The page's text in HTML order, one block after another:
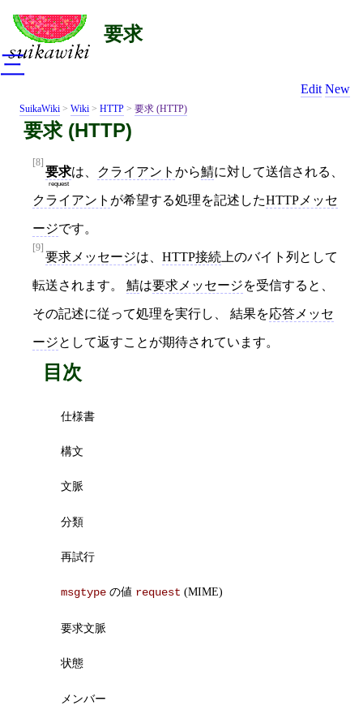
要求
Edit New
SuikaWiki > Wiki > HTTP > 要求 (HTTP)
要求 (HTTP)
[8]
要求
request
は、 クライアント から鯖に対して送信される、
クライアント が希望する処理を記述したHTTPメッセ
ージです。
[9]
要求メッセージは、 HTTP接続 上のバイト列として
転送されます。 鯖は要求メッセージを受信すると、
その記述に従って処理を実行し、 結果を応答メッセ
ージとして返すことが期待されています。
目次
仕様書
構文
文脈
分類
再試行
msgtypeの値 request (MIME)
要求文脈
状態
メンバー
三